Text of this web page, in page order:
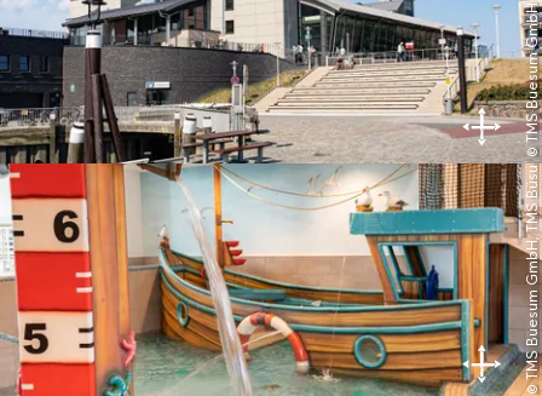
© TMS Buesum GmbH
© TMS Buesum GmbH, TMS Büsum GmbH